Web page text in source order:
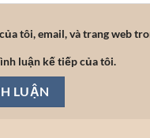
tôi, email, và trang web
luận kế tiếp của tôi.